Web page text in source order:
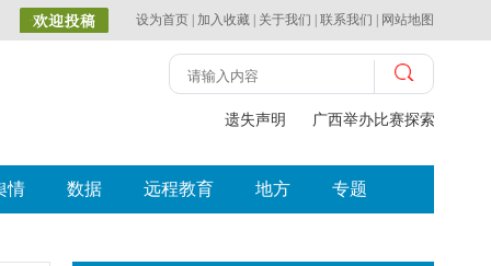
设为首页 加入收藏 关于我们 联系我们 网站地图
遗失声明 广西举办比赛探索中（壮瑶
情 数据 远程教育 地方 专题